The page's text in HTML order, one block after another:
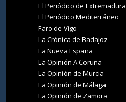
El Periódico de Extremadura
El Periódico Mediterráneo
Faro de Vigo
La Crónica de Badajoz
La Nueva España
La Opinión A Coruña
La Opinión de Murcia
La Opinión de Málaga
La Opinión de Zamora